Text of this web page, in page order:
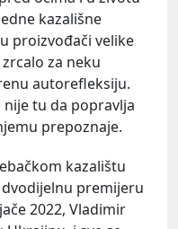
kazališne
proizvođači velike
za neku
autorefleksiju.
nije tu da popravlja
prepoznaje.
kazalištu
premijeru
2022, Vladimir